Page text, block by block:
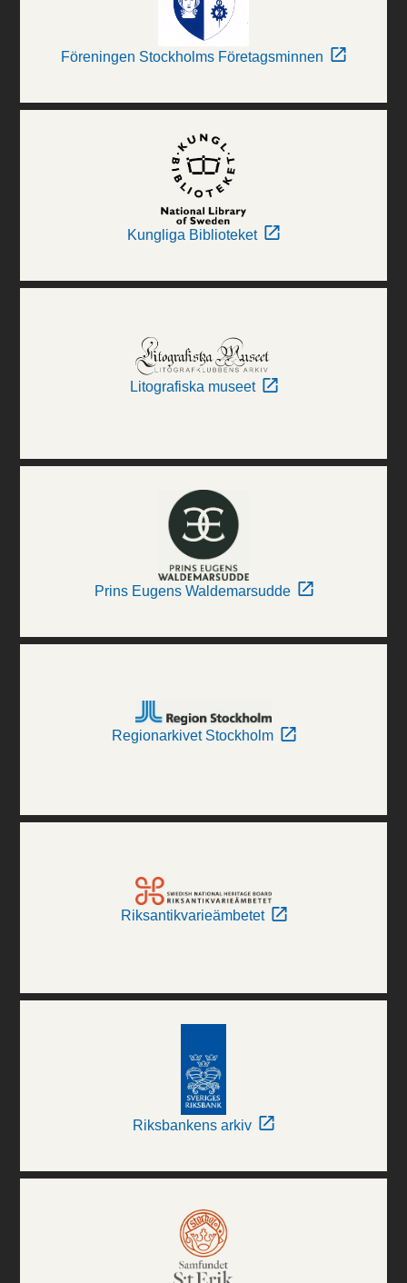
Föreningen Stockholms Företagsminnen
Kungliga Biblioteket
Litografiska museet
Prins Eugens Waldemarsudde
Regionarkivet Stockholm
Riksantikvarieämbetet
Riksbankens arkiv